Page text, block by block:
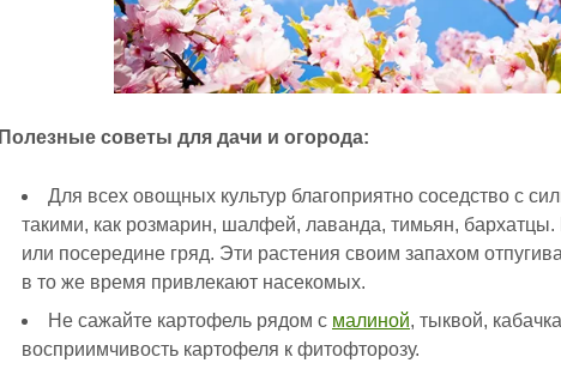
Полезные советы для дачи и огорода:
Для всех овощных культур благоприятно соседство с
такими, как розмарин, шалфей, лаванда, тимьян,
или посередине гряд. Эти растения своим запахом
в то же время привлекают насекомых.
Не сажайте картофель рядом с малиной, тыквой,
восприимчивость картофеля к фитофторозу.